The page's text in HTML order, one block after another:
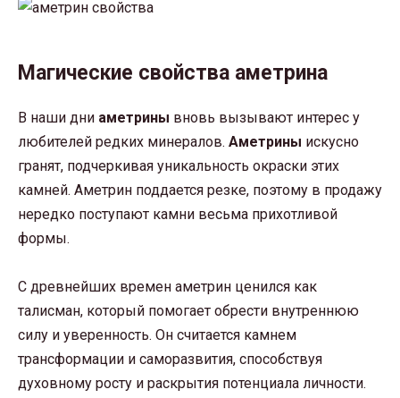
Магические свойства аметрина
В наши дни аметрины вновь вызывают интерес у
любителей редких минералов. Аметрины искусно
гранят, подчеркивая уникальность окраски этих
камней. Аметрин поддается резке, поэтому в продажу
нередко поступают камни весьма прихотливой
формы.
С древнейших времен аметрин ценился как
талисман, который помогает обрести внутреннюю
силу и уверенность. Он считается камнем
трансформации и саморазвития, способствуя
духовному росту и раскрытия потенциала личности.